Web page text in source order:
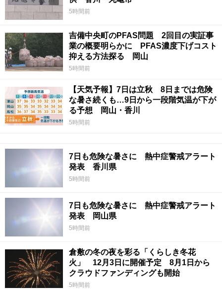
5時間前
吉備中央町のPFAS問題 2回目の実証事
業の概要明らかに PFAS濃度下げコスト
抑える方法探る 岡山
5時間前
【天気予報】7日は立秋 8日までは危険
な暑さ続くも…9日から一段階気温が下が
る予想 岡山・香川
5時間前
7日も危険な暑さに 熱中症警戒アラート
発表 香川県
5時間前
7日も危険な暑さに 熱中症警戒アラート
発表 岡山県
5時間前
倉敷の冬の夜を彩る「くらしき冬花
火」 12月3日に開催予定 8月1日から
クラウドファンディングも開始
5時間前